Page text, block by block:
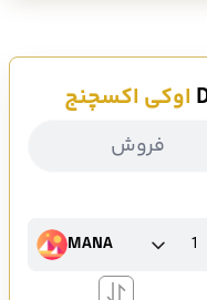
اوکی اکسچنج
فروش
MANA